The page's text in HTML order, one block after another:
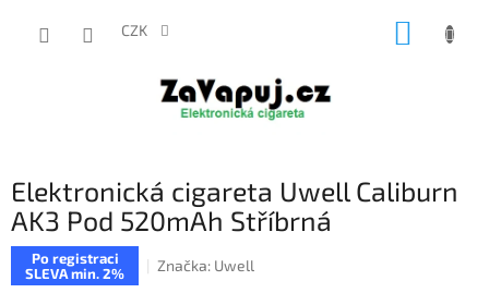
CZK
Elektronická cigareta Uwell Caliburn
AK3 Pod 520mAh Stříbrná
Po registraci
SLEVA min. 2%
Značka: Uwell